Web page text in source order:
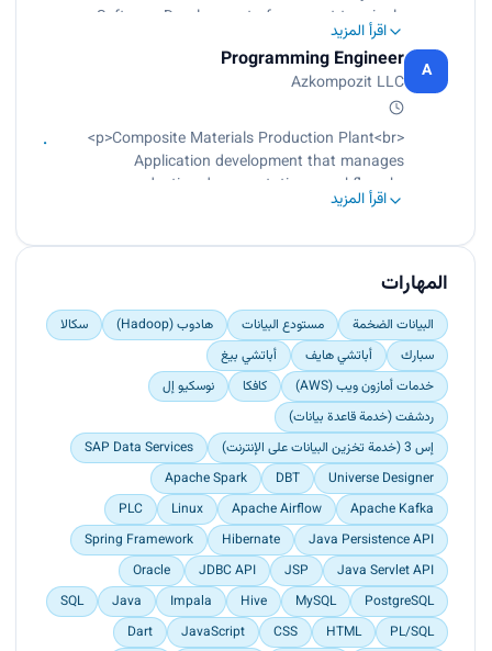
Spark, Apache Airflow and DBT)</p>
Software Development of payment terminals
using: Java EE (EJB, JPA, JAX-WS); Java FX (for
GUI)<br>
Projects mostly built on Microsoft .Net
platform<br>
In house app. development for internal
customers</p>
اقرأ المزيد
A
Programming Engineer
Azkompozit LLC
<p>Composite Materials Production Plant<br>
Application development that manages
production documentations workflow<br>
Creating applications that implement data
Writing Software for tensile and compression
strength test machine</p>
اقرأ المزيد
المهارات
البيانات الضخمة مستودع البيانات هادوب (Hadoop)
سكالا
سبارك
أباتشي هايف
أباتشي بيغ
خدمات أمازون ويب (AWS)
كافكا
نوسكيو إل
ردشفت (خدمة قاعدة بيانات)
إس 3 (خدمة تخزين البيانات على الإنترنت)
SAP Data Services
Universe Designer
DBT
Apache Spark
Apache Kafka
Apache Airflow
Linux
PLC
Java Persistence API
Hibernate
Spring Framework
Java Servlet API
JSP
JDBC API
Oracle
PostgreSQL
MySQL
Hive
Impala
Java
SQL
PL/SQL
HTML
CSS
JavaScript
Dart